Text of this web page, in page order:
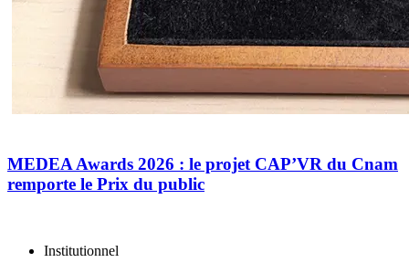
MEDEA Awards 2026 : le projet CAP’VR du Cnam
remporte le Prix du public
Institutionnel